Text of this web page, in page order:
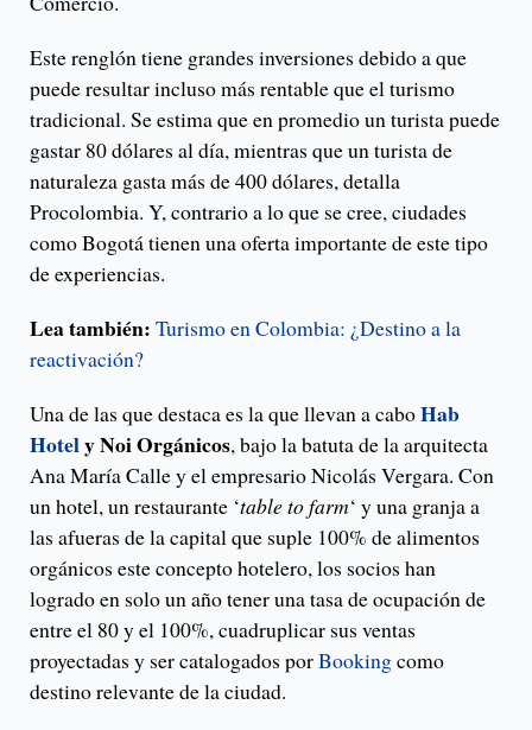
Este renglón tiene grandes inversiones debido a que
puede resultar incluso más rentable que el turismo
tradicional. Se estima que en promedio un turista puede
gastar 80 dólares al día, mientras que un turista de
naturaleza gasta más de 400 dólares, detalla
Procolombia. Y, contrario a lo que se cree, ciudades
como Bogotá tienen una oferta importante de este tipo
de experiencias.
Lea también: Turismo en Colombia: ¿Destino a la
reactivación?
Una de las que destaca es la que llevan a caboHab
Hotely Noi Orgánicos, bajo la batuta de la arquitecta
Ana María Calle y el empresario Nicolás Vergara. Con
un hotel, un restaurante ‘table to farm‘ y una granja a
las afueras de la capital que suple 100% de alimentos
orgánicos este concepto hotelero, los socios han
logrado en solo un año tener una tasa de ocupación de
entre el 80 y el 100%, cuadruplicar sus ventas
proyectadas y ser catalogados porBookingcomo
destino relevante de la ciudad.